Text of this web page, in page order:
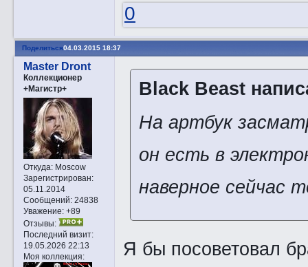
0
Поделиться04.03.2015 18:37
Master Dront
Коллекционер
+Магистр+
Откуда:Moscow
Зарегистрирован:
05.11.2014
Сообщений:24838
Уважение: +89
Отзывы:
Последний визит:
19.05.2026 22:13
Моя коллекция:
Black Beast
На артбук
он есть в
наверное сейчас
Я бы посоветовал